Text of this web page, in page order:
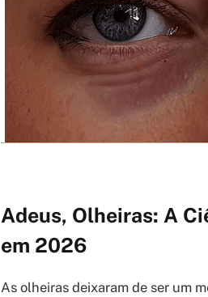
Adeus, Olheiras: A
em 2026
As olheiras deixaram de ser um